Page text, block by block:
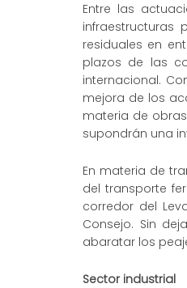
Entre las
infraestructuras
residuales en
plazos de las
internacional.
mejora de los
materia de
supondrán una
En materia de
del transporte
corredor del
Consejo. Sin
abaratar los
Sector industrial